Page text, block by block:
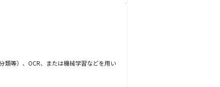
類等）、OCR、または機械学習などを用い